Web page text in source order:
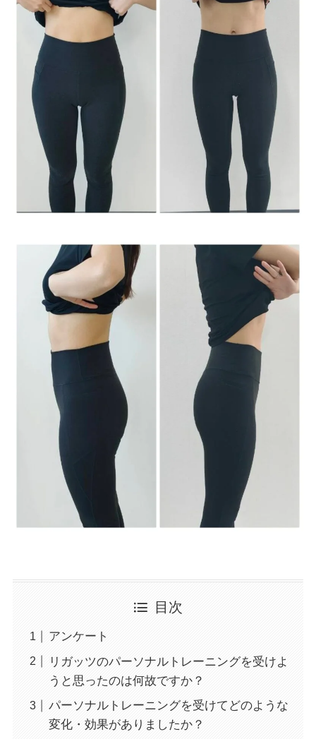
目次
アンケート
リガッツのパーソナルトレーニングを受けよ
うと思ったのは何故ですか？
パーソナルトレーニングを受けてどのような
変化・効果がありましたか？